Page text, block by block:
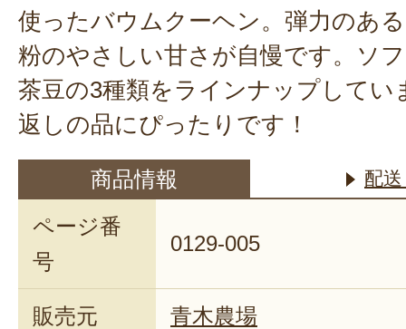
使ったバウムクーヘン。弾力のあ
粉のやさしい甘さが自慢です。ソ
茶豆の3種類をラインナップしてい
返しの品にぴったりです！
商品情報 配
ページ番
号
0129-005
販売元 青木農場